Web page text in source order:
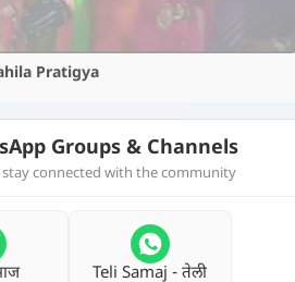
Pratigya
Groups & Channels
stay connected with the community
Teli Samaj - तेली